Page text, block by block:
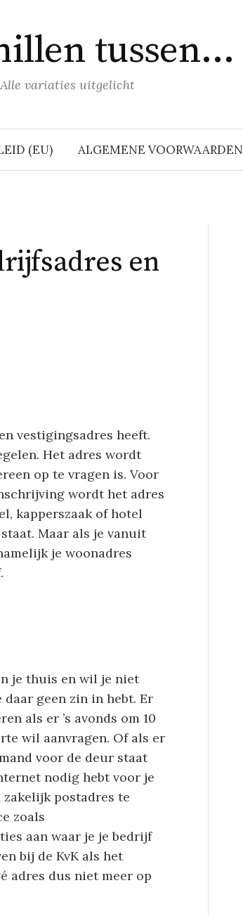
tussen…
Alle variaties uitgelicht
(EU) ALGEMENE VOORWAARDEN
en
vestigingsadres heeft.
Het adres wordt
op te vragen is. Voor
wordt het adres
kapperszaak of hotel
Maar als je vanuit
je woonadres
je thuis en wil je niet
geen zin in hebt. Er
als er ’s avonds om 10
wil aanvragen. Of als er
voor de deur staat
nodig hebt voor je
postadres te
zoals
aan waar je je bedrijf
bij de KvK als het
adres dus niet meer op